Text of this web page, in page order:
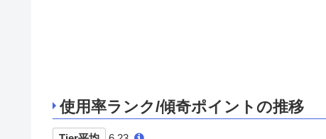
使用率ランク/傾奇ポイントの推移